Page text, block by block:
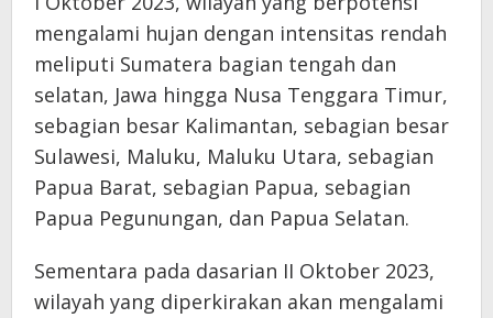
mengalami hujan dengan intensitas rendah
meliputi Sumatera bagian tengah dan
selatan, Jawa hingga Nusa Tenggara Timur,
sebagian besar Kalimantan, sebagian besar
Sulawesi, Maluku, Maluku Utara, sebagian
Papua Barat, sebagian Papua, sebagian
Papua Pegunungan, dan Papua Selatan.
Sementara pada dasarian II Oktober 2023,
wilayah yang diperkirakan akan mengalami